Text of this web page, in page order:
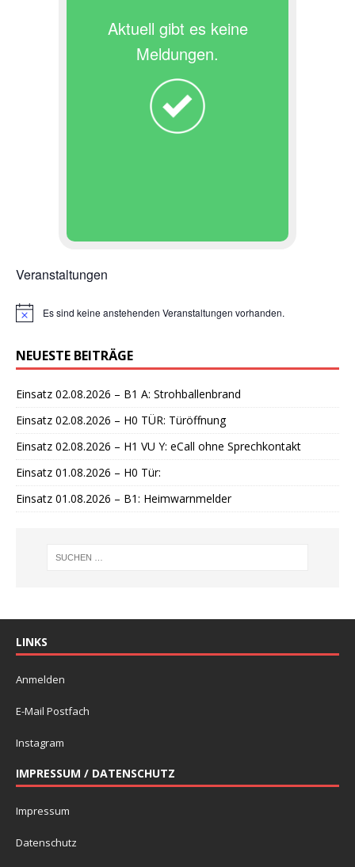
Aktuell gibt es keine
Meldungen.
Veranstaltungen
H
w
e
s
Es sind keine anstehenden Veranstaltungen vorhanden.
NEUESTE BEITRÄGE
Einsatz 02.08.2026 – B1 A: Strohballenbrand
Einsatz 02.08.2026 – H0 TÜR: Türöffnung
Einsatz 02.08.2026 – H1 VU Y: eCall ohne Sprechkontakt
Einsatz 01.08.2026 – H0 Tür:
Einsatz 01.08.2026 – B1: Heimwarnmelder
LINKS
Anmelden
E-Mail Postfach
Instagram
IMPRESSUM / DATENSCHUTZ
Impressum
Datenschutz